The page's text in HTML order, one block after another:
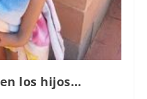
los hijos…